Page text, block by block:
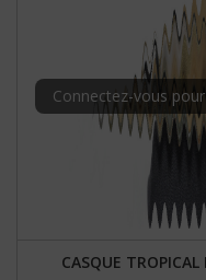
Connectez-vous
CASQUE TROPICAL